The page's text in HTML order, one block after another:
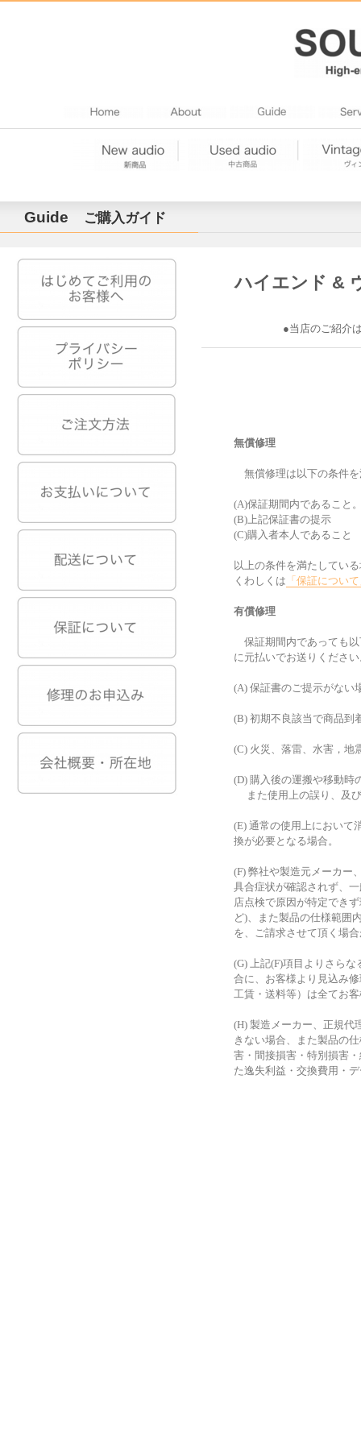
Guide ご購入ガイド
ハイエンド &
●当店のご紹介
無償修理
無償修理は以下の条件
(A)保証期間内であること
(B)上記保証書の提示
(C)購入者本人であること
以上の条件を満たしてい
くわしくは 「保証につい
有償修理
保証期間内であっても以
に元払いでお送りくださ
(A) 保証書のご提示がない
(B) 初期不良該当で商品到
(C) 火災、落雷、水害，地
(D) 購入後の運搬や移動時
また使用上の誤り、及
(E) 通常の使用上において
換が必要となる場合。
(F) 弊社や製造元メーカー
具合症状が確認されず、
店点検で原因が特定でき
ど)、また製品の仕様範囲
を、ご請求させて頂く場
(G) 上記(F)項目よりさら
合に、お客様より見込み
工賃・送料等）は全てお
(H) 製造メーカー、正規代
きない場合、また製品の
害・間接損害・特別損害
た逸失利益・交換費用・